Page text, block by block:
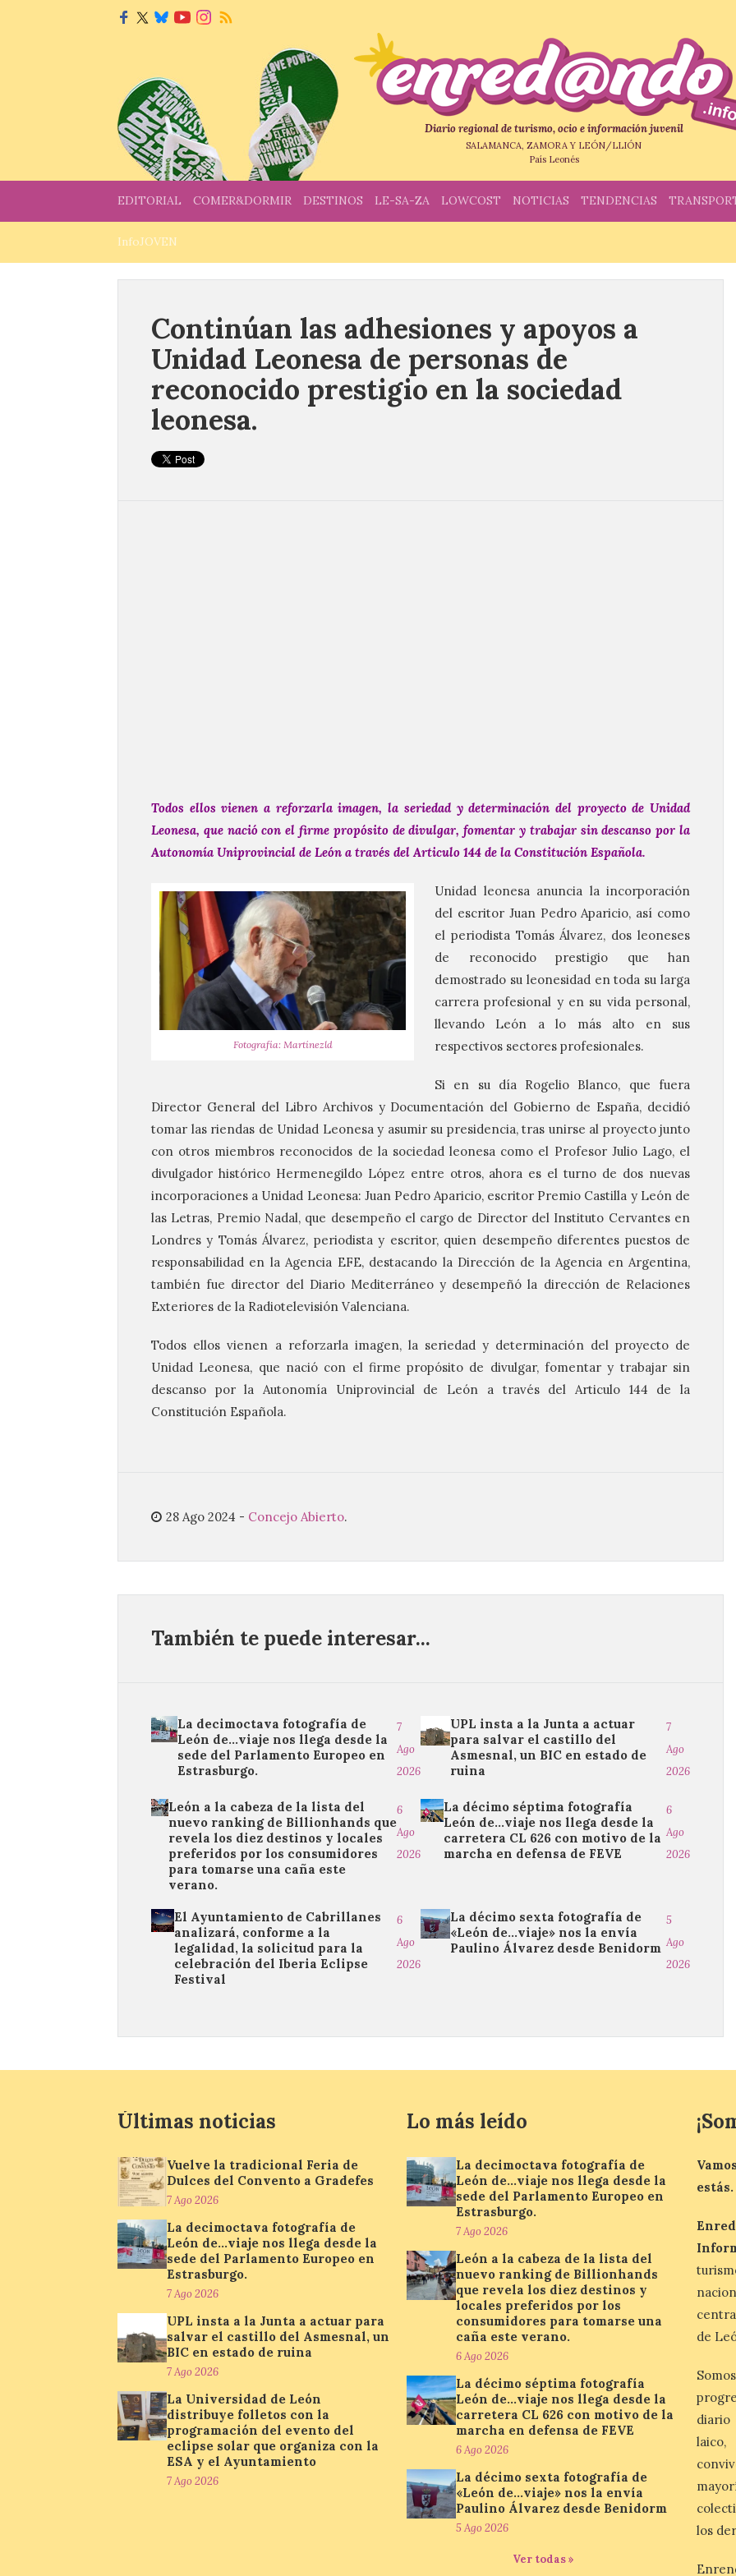
Diario regional de turismo, ocio e información juvenil
SALAMANCA, ZAMORA Y LEÓN/LLIÓN
País Leonés
EDITORIAL COMER&DORMIR DESTINOS LE-SA-ZA LOWCOST NOTICIAS TENDENCIAS
InfoJOVEN
Continúan las adhesiones y apoyos a
Unidad Leonesa de personas de
reconocido prestigio en la sociedad
leonesa.
Todos ellos vienen a reforzarla imagen, la seriedad y determinación del proyecto de Unidad
Leonesa, que nació con el firme propósito de divulgar, fomentar y trabajar sin descanso por la
Autonomía Uniprovincial de León a través del Articulo 144 de la Constitución Española.
Fotografía: Martínezld
Unidad leonesa anuncia la incorporación
del escritor Juan Pedro Aparicio, así como
el periodista Tomás Álvarez, dos leoneses
de reconocido prestigio que han
demostrado su leonesidad en toda su larga
carrera profesional y en su vida personal,
llevando León a lo más alto en sus
respectivos sectores profesionales.
Si en su día Rogelio Blanco, que fuera
Director General del Libro Archivos y Documentación del Gobierno de España, decidió
tomar las riendas de Unidad Leonesa y asumir su presidencia, tras unirse al proyecto junto
con otros miembros reconocidos de la sociedad leonesa como el Profesor Julio Lago, el
divulgador histórico Hermenegildo López entre otros, ahora es el turno de dos nuevas
incorporaciones a Unidad Leonesa: Juan Pedro Aparicio, escritor Premio Castilla y León de
las Letras, Premio Nadal, que desempeño el cargo de Director del Instituto Cervantes en
Londres y Tomás Álvarez, periodista y escritor, quien desempeño diferentes puestos de
responsabilidad en la Agencia EFE, destacando la Dirección de la Agencia en Argentina,
también fue director del Diario Mediterráneo y desempeñó la dirección de Relaciones
Exteriores de la Radiotelevisión Valenciana.
Todos ellos vienen a reforzarla imagen, la seriedad y determinación del proyecto de
Unidad Leonesa, que nació con el firme propósito de divulgar, fomentar y trabajar sin
descanso por la Autonomía Uniprovincial de León a través del Articulo 144 de la
Constitución Española.
28 Ago 2024 - Concejo Abierto.
También te puede interesar...
La decimoctava fotografía de
León de…viaje nos llega desde la
sede del Parlamento Europeo en
Estrasburgo.
7
Ago
2026
UPL insta a la Junta a actuar
para salvar el castillo del
Asmesnal, un BIC en estado de
ruina
7
Ago
2026
León a la cabeza de la lista del
nuevo ranking de Billionhands que
revela los diez destinos y locales
preferidos por los consumidores
para tomarse una caña este
verano.
6
Ago
2026
La décimo séptima fotografía
León de…viaje nos llega desde la
carretera CL 626 con motivo de la
marcha en defensa de FEVE
6
Ago
2026
El Ayuntamiento de Cabrillanes
analizará, conforme a la
legalidad, la solicitud para la
celebración del Iberia Eclipse
Festival
6
Ago
2026
La décimo sexta fotografía de
«León de…viaje» nos la envía
Paulino Álvarez desde Benidorm
5
Ago
2026
Últimas noticias
Vuelve la tradicional Feria de
Dulces del Convento a Gradefes
7 Ago 2026
La decimoctava fotografía de
León de…viaje nos llega desde la
sede del Parlamento Europeo en
Estrasburgo.
7 Ago 2026
UPL insta a la Junta a actuar para
salvar el castillo del Asmesnal, un
BIC en estado de ruina
7 Ago 2026
La Universidad de León
distribuye folletos con la
programación del evento del
eclipse solar que organiza con la
ESA y el Ayuntamiento
7 Ago 2026
Lo más leído
La decimoctava fotografía de
León de…viaje nos llega desde la
sede del Parlamento Europeo en
Estrasburgo.
7 Ago 2026
León a la cabeza de la lista del
nuevo ranking de Billionhands
que revela los diez destinos y
locales preferidos por los
consumidores para tomarse una
caña este verano.
6 Ago 2026
La décimo séptima fotografía
León de…viaje nos llega desde la
carretera CL 626 con motivo de la
marcha en defensa de FEVE
6 Ago 2026
La décimo sexta fotografía de
«León de…viaje» nos la envía
Paulino Álvarez desde Benidorm
5 Ago 2026
Ver todas »
estás.
de
diario
los